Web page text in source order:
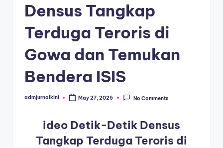
Densus Tangkap
Terduga Teroris di
Gowa dan Temukan
Bendera ISIS
Posted
admjurnalkini May 27, 2025 No Comments
ideo Detik-Detik Densus
Tangkap Terduga Teroris di